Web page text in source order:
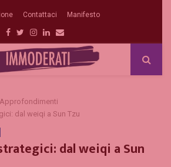
Contattaci Manifesto
Facebook
Twitter
Instagram
Linkedin
Email
Approfondimenti
dal weiqi a Sun Tzu
dal weiqi a Sun